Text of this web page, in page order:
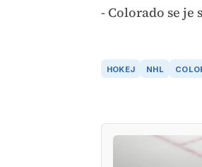
- Colorado se je
HOKEJ NHL